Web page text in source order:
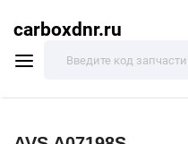
carboxdnr.ru